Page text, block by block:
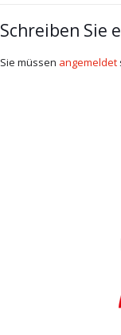
Schreiben Sie
Sie müssen angemeldet